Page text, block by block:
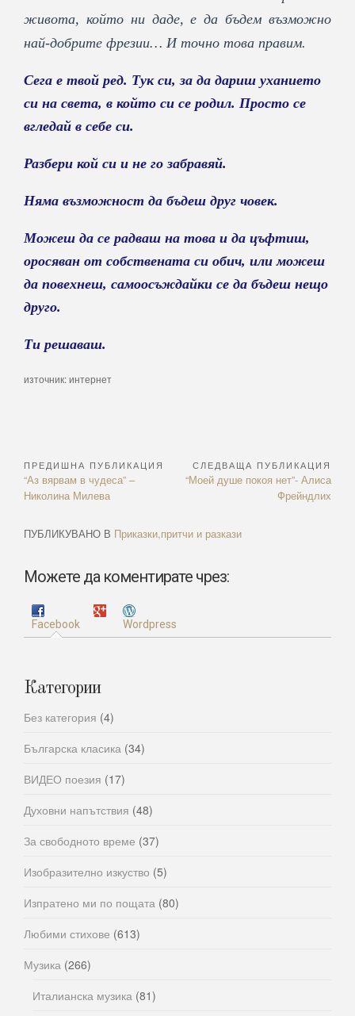
живота, който ни даде, е да бъдем възможно
най-добрите фрезии… И точно това правим.
Сега е твой ред. Тук си, за да дариш уханието
си на света, в който си се родил. Просто се
вгледай в себе си.
Разбери кой си и не го забравяй.
Няма възможност да бъдеш друг човек.
Можеш да се радваш на това и да цъфтиш,
оросяван от собствената си обич, или можеш
да повехнеш, самоосъждайки се да бъдеш нещо
друго.
Ти решаваш.
източник: интернет
Навигация
ПРЕДИШНА ПУБЛИКАЦИЯ
Previous
Article:
“Аз вярвам в чудеса” –
Николина Милева
СЛЕДВАЩА ПУБЛИКАЦИЯ
Next
“Моей душе покоя нет”- Алиса
Фрейндлих
ПУБЛИКУВАНО В Приказки,притчи и разкази
Можете да коментирате чрез:
Facebook Wordpress
Категории
Без категория (4)
Българска класика (34)
ВИДЕО поезия (17)
Духовни напътствия (48)
За свободното време (37)
Изобразително изкуство (5)
Изпратено ми по пощата (80)
Любими стихове (613)
Музика (266)
Италианска музика (81)